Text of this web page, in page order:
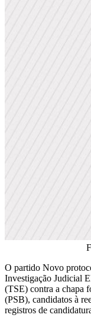
O partido Novo
Investigação Judicial
(TSE) contra a chapa
(PSB), candidatos à
registros de